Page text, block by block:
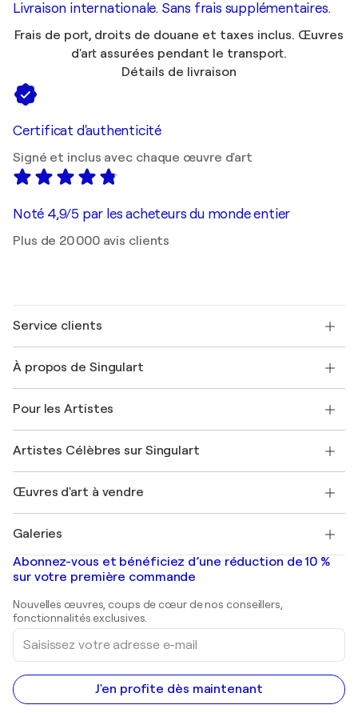
Livraison internationale. Sans frais supplémentaires.
Frais de port, droits de douane et taxes inclus. Œuvres
d'art assurées pendant le transport.
Détails de livraison
Certificat d'authenticité
Signé et inclus avec chaque œuvre d'art
Noté 4,9/5 par les acheteurs du monde entier
Plus de 20 000 avis clients
Service clients
Expédition
Offrir une carte cadeau
Rejoignez notre programme commercial
Mon compte
+33 1 76 44 06 42
À propos de Singulart
FAQ
Magazine Singulart
Emplois
Découvrez une sélection d'art original
Pour les Artistes
Se connecter en tant qu'Artiste
Artistes Célèbres sur Singulart
Marc Chagall
Banksy
Mr. Brainwash
Shepard Fairey
Œuvres d'art à vendre
Tableaux abstraits à vendre
Peintures de paysage
Estampes
Peintures acryliques
Galeries
Galeries d'art en France
Galeries d'art en Belgique
Abonnez-vous et bénéficiez d’une réduction de 10 %
sur votre première commande
Nouvelles œuvres, coups de cœur de nos conseillers,
fonctionnalités exclusives.
Saisissez
votre
adresse
e-
mail
J'en profite dès maintenant